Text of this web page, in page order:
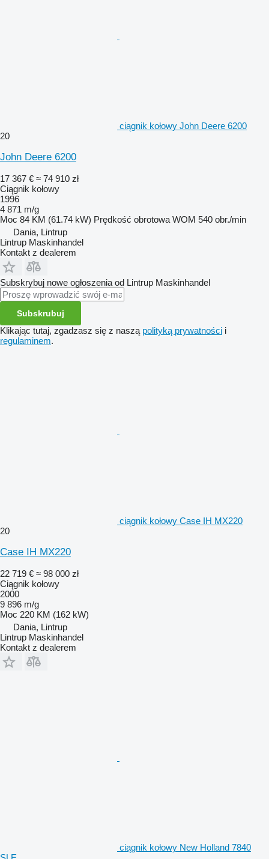
ciągnik kołowy John Deere 6200
20
John Deere 6200
17 367 € ≈ 74 910 zł
Ciągnik kołowy
1996
4 871 m/g
Moc 84 KM (61.74 kW) Prędkość obrotowa WOM 540 obr./min
Dania, Lintrup
Lintrup Maskinhandel
Kontakt z dealerem
Subskrybuj nowe ogłoszenia od Lintrup Maskinhandel
Subskrubuj
Klikając tutaj, zgadzasz się z naszą polityką prywatności i
regulaminem.
ciągnik kołowy Case IH MX220
20
Case IH MX220
22 719 € ≈ 98 000 zł
Ciągnik kołowy
2000
9 896 m/g
Moc 220 KM (162 kW)
Dania, Lintrup
Lintrup Maskinhandel
Kontakt z dealerem
ciągnik kołowy New Holland 7840